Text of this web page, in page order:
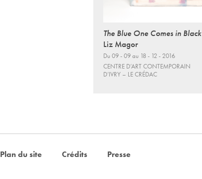
The Blue One Comes in Black
Liz Magor
Du 09 - 09 au 18 - 12 - 2016
CENTRE D’ART CONTEMPORAIN
D’IVRY – LE CRÉDAC
Plan du site Crédits Presse